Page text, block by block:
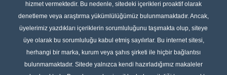
hizmet vermektedir. Bu nedenle, sitedeki içerikleri proaktif olarak
denetleme veya araştırma yükümlülüğümüz bulunmamaktadır. Ancak,
üyelerimiz yazdıkları içeriklerin sorumluluğunu taşımakta olup, siteye
üye olarak bu sorumluluğu kabul etmiş sayılırlar. Bu internet sitesi,
herhangi bir marka, kurum veya şahıs şirketi ile hiçbir bağlantısı
bulunmamaktadır. Sitede yalnızca kendi hazırladığımız makaleler